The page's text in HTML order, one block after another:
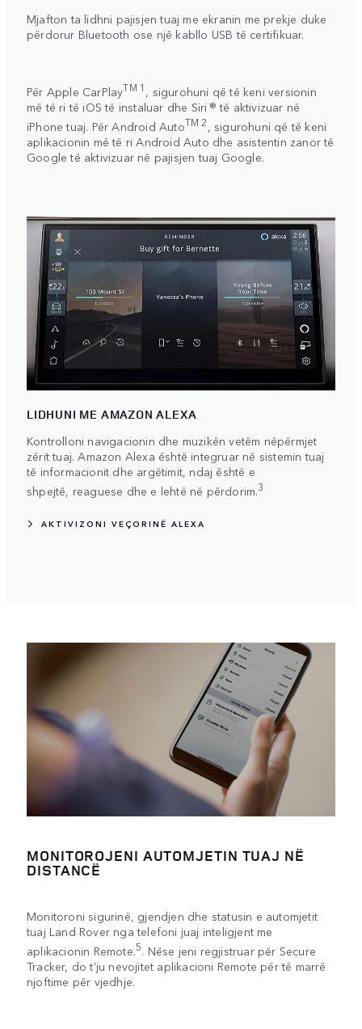
Mjafton ta lidhni pajisjen tuaj me ekranin me prekje duke
përdorur Bluetooth ose një kabllo USB të certifikuar.
Për Apple CarPlayTM 1 , sigurohuni që të keni versionin
më të ri të iOS të instaluar dhe Siri ® të aktivizuar në
iPhone tuaj. PërAndroid AutoTM 2, sigurohuni që të keni
aplikacionin më të ri Android Auto dhe asistentin zanor të
Google të aktivizuar në pajisjen tuaj Google.
LIDHUNI ME AMAZON ALEXA
Kontrolloni navigacionin dhe muzikën vetëm nëpërmjet
zërit tuaj. Amazon Alexa është integruar në sistemin tuaj
të informacionit dhe argëtimit, ndaj është e
shpejtë, reaguese dhe e lehtë në përdorim.3
AKTIVIZONI VEÇORINË ALEXA
MONITOROJENI AUTOMJETIN TUAJ NË
DISTANCË
Monitoroni sigurinë, gjendjen dhe statusin e automjetit
tuaj Land Rover nga telefoni juaj inteligjent me
aplikacionin Remote.5. Nëse jeni regjistruar për Secure
Tracker, do t’ju nevojitet aplikacioni Remote për të marrë
njoftime për vjedhje.